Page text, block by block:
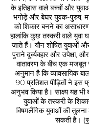
के इतिहास वाले बच्चों और
भगोड़े और बेघर युवक-पुरुष,
को शिकार बनने का
हालांकि कुछ तस्करी वाले
जाते हैं। यौन शोषित युवाओं
पुराने दुर्व्यवहार और उपेक्षा,
वातावरण के बीच एक
अनुमान है कि व्यावसायिक
90 प्रतिशत पीड़ितों ने इस
अनुभव किया है। साक्ष्य यह
युवाओं के तस्करी के
विषमलैंगिक युवाओं की तुलना
सकती है। (